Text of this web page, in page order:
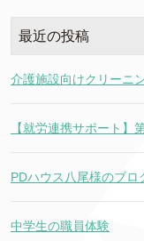
最近の投稿
介護施設向けクリーニ
【就労連携サポート】
PDハウス八尾様のブロ
中学生の職員体験